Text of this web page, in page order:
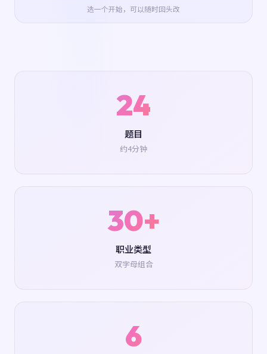
选一个开始，可以随时回头改
24
题目
约4分钟
30+
职业类型
双字母组合
6